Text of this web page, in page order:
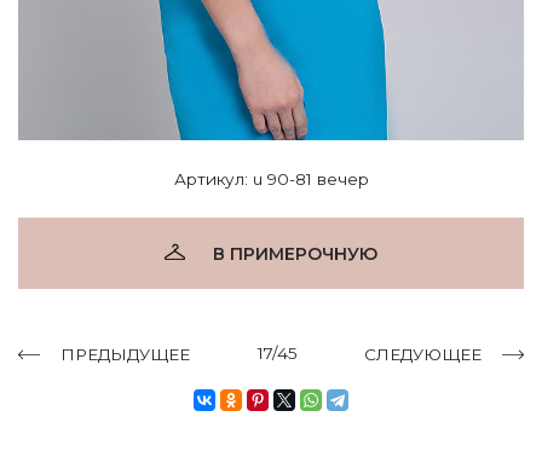
Артикул: u 90-81 вечер
В ПРИМЕРОЧНУЮ
ПРЕДЫДУЩЕЕ 17/45 СЛЕДУЮЩЕЕ